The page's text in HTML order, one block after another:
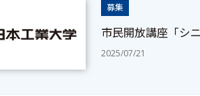
募集
市民開放講座「シ
2025/07/21